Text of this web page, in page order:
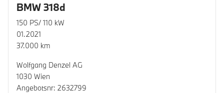
BMW 318d
150 PS/ 110 kW
01.2021
37.000 km
Wolfgang Denzel AG
1030 Wien
Angebotsnr: 2632799